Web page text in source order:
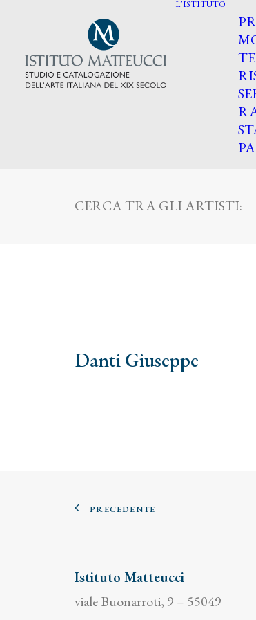
L’ISTITUTO
CERCA TRA GLI ARTISTI:
Danti Giuseppe
PRECEDENTE
Istituto Matteucci
viale Buonarroti, 9 – 55049